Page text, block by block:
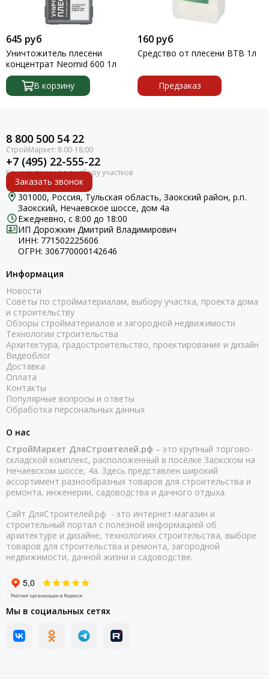
645 руб
Уничтожитель плесени
концентрат Neomid 600 1л
В корзину
160 руб
Средство от плесени ВТВ 1л
Предзаказ
8 800 500 54 22
+7 (495) 22-555-22
Заказать звонок
301000, Россия, Тульская область, Заокский район, р.п.
Заокский, Нечаевское шоссе, дом 4а
Ежедневно, с 8:00 до 18:00
ИП Дорожкин Дмитрий Владимирович
ИНН: 771502225606
ОГРН: 306770000142646
Информация
Новости
Советы по стройматериалам, выбору участка, проекта дома
и строительству
Обзоры стройматериалов и загородной недвижимости
Технологии строительства
Архитектура, градостроительство, проектирование и дизайн
Видеоблог
Доставка
Оплата
Контакты
Популярные вопросы и ответы
Обработка персональных данных
О нас
СтройМаркет ДляСтроителей.рф – это крупный торгово-
складской комплекс, расположенный в посёлке Заокском на
Нечаевском шоссе, 4а. Здесь представлен широкий
ассортимент разнообразных товаров для строительства и
ремонта, инженерии, садоводства и дачного отдыха.
Сайт ДляСтроителей.рф - это интернет-магазин и
строительный портал с полезной информацией об
архитектуре и дизайне, технологиях строительства, выборе
товаров для строительства и ремонта, загородной
недвижимости, дачной жизни и садоводстве.
Мы в социальных сетях